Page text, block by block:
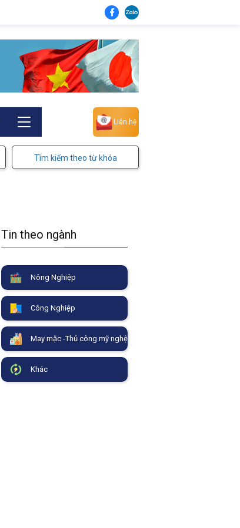
Liên hệ
Tìm kiếm theo từ khóa
Tin theo ngành
Nông Nghiệp
Công Nghiệp
May mặc -Thủ công mỹ nghệ
Khác